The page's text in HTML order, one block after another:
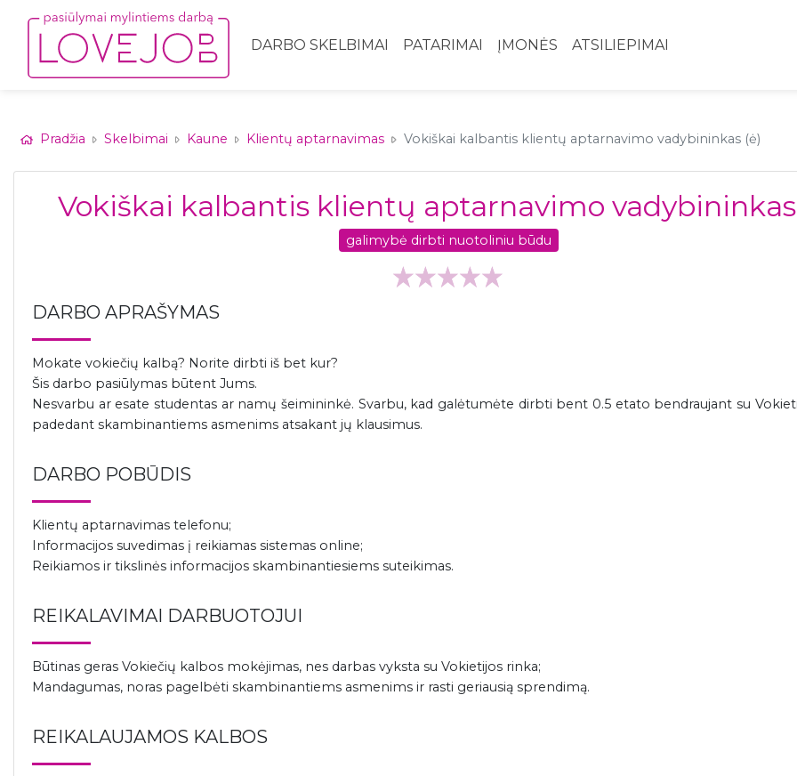
DARBO SKELBIMAI PATARIMAI ĮMONĖS ATSILIEPIMAI
Pradžia Skelbimai Kaune Klientų aptarnavimas Vokiškai kalbantis klientų aptarnavimo vadybininkas (ė)
Vokiškai kalbantis klientų aptarnavimo vadybininkas
galimybė dirbti nuotoliniu būdu
DARBO APRAŠYMAS
Mokate vokiečių kalbą? Norite dirbti iš bet kur?
Šis darbo pasiūlymas būtent Jums.
Nesvarbu ar esate studentas ar namų šeimininkė. Svarbu, kad galėtumėte dirbti bent 0.5 etato bendraujant su
padedant skambinantiems asmenims atsakant jų klausimus.
DARBO POBŪDIS
Klientų aptarnavimas telefonu;
Informacijos suvedimas į reikiamas sistemas online;
Reikiamos ir tikslinės informacijos skambinantiesiems suteikimas.
REIKALAVIMAI DARBUOTOJUI
Būtinas geras Vokiečių kalbos mokėjimas, nes darbas vyksta su Vokietijos rinka;
Mandagumas, noras pagelbėti skambinantiems asmenims ir rasti geriausią sprendimą.
REIKALAUJAMOS KALBOS